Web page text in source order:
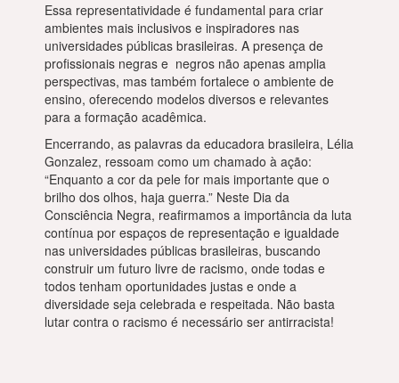
Essa representatividade é fundamental para criar
ambientes mais inclusivos e inspiradores nas
universidades públicas brasileiras. A presença de
profissionais negras e negros não apenas amplia
perspectivas, mas também fortalece o ambiente de
ensino, oferecendo modelos diversos e relevantes
para a formação acadêmica.
Encerrando, as palavras da educadora brasileira, Lélia
Gonzalez, ressoam como um chamado à ação:
“Enquanto a cor da pele for mais importante que o
brilho dos olhos, haja guerra.” Neste Dia da
Consciência Negra, reafirmamos a importância da luta
contínua por espaços de representação e igualdade
nas universidades públicas brasileiras, buscando
construir um futuro livre de racismo, onde todas e
todos tenham oportunidades justas e onde a
diversidade seja celebrada e respeitada. Não basta
lutar contra o racismo é necessário ser antirracista!